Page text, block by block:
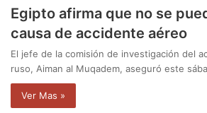
Egipto afirma que no se
causa de accidente aéreo
El jefe de la comisión de investigación del
ruso, Aiman al Muqadem, aseguró este
Ver Mas »